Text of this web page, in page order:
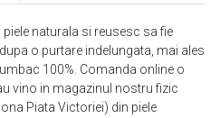
naturala si reusesc sa fie
o purtare indelungata, mai ales
100%. Comanda online o
vino in magazinul nostru fizic
Piata Victoriei) din piele